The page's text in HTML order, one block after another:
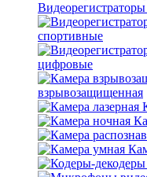
спортивные
цифровые
взрывозащищенная